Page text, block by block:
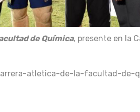
de Química, presente en la
atletica-de-la-facultad-de-